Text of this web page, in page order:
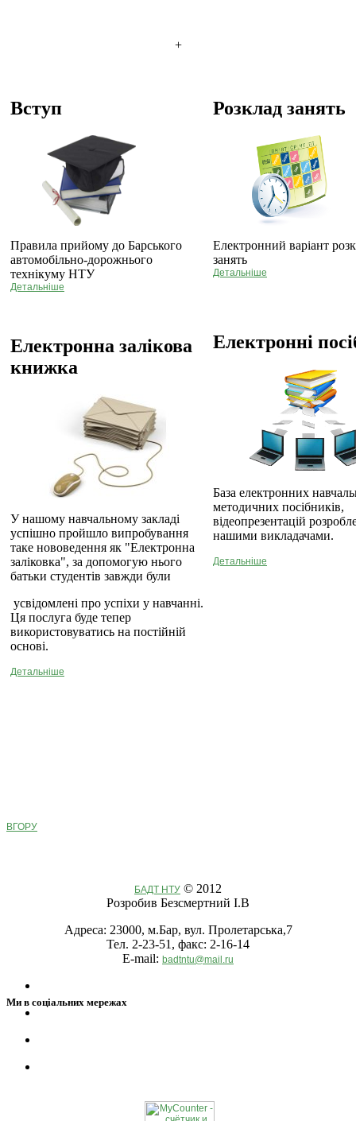
+
Вступ
Правила прийому до Барського
автомобільно-дорожнього
технікуму НТУ
Детальніше
Електронна залікова
книжка
У нашому навчальному закладі
успішно пройшло випробування
таке нововедення як "Електронна
заліковка", за допомогую нього
батьки студентів завжди були
усвідомлені про успіхи у навчанні.
Ця послуга буде тепер
використовуватись на постійній
основі.
Детальніше
Розклад занять
Електронний варіант
занять
Детальніше
Електронні
База електронних
методичних посібників,
відеопрезентацій
нашими викладачами.
Детальніше
ВГОРУ
БАДТ НТУ © 2012
Розробив Безсмертний І.В
Адреса: 23000, м.Бар, вул. Пролетарська,7
Тел. 2-23-51, факс: 2-16-14
E-mail: badtntu@mail.ru
Ми в соціальних мережах